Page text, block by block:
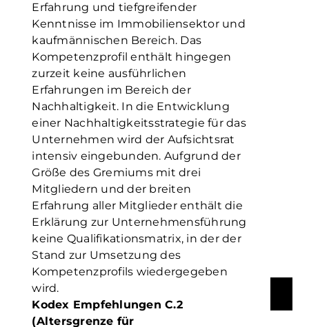
Erfahrung und tiefgreifender
Kenntnisse im Immobiliensektor und
kaufmännischen Bereich. Das
Kompetenzprofil enthält hingegen
zurzeit keine ausführlichen
Erfahrungen im Bereich der
Nachhaltigkeit. In die Entwicklung
einer Nachhaltigkeitsstrategie für das
Unternehmen wird der Aufsichtsrat
intensiv eingebunden. Aufgrund der
Größe des Gremiums mit drei
Mitgliedern und der breiten
Erfahrung aller Mitglieder enthält die
Erklärung zur Unternehmensführung
keine Qualifikationsmatrix, in der der
Stand zur Umsetzung des
Kompetenzprofils wiedergegeben
wird.
Kodex Empfehlungen C.2
(Altersgrenze für